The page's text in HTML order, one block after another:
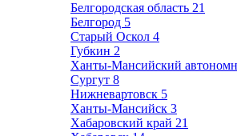
Белгородская область 21
Белгород 5
Старый Оскол 4
Губкин 2
Ханты-Мансийский
Сургут 8
Нижневартовск 5
Ханты-Мансийск 3
Хабаровский край 21